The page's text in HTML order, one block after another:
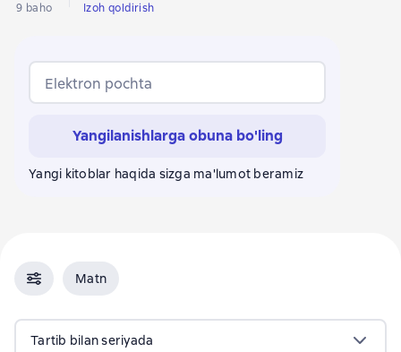
9 baho Izoh qoldirish
Elektron pochta
Yangilanishlarga obuna bo'ling
Yangi kitoblar haqida sizga ma'lumot beramiz
Matn
Tartib bilan seriyada